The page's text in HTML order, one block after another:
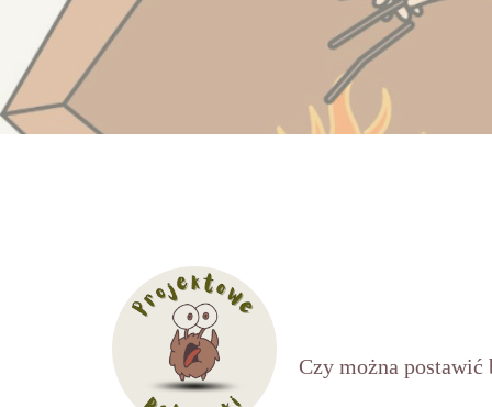
Czy można